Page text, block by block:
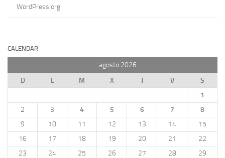
WordPress.org
CALENDAR
agosto 2026
D
L M X J V
S
1
2
3 4 5 6 7
8
9
10 11 12 13 14
15
16
17 18 19 20 21
22
23
24 25 26 27 28
29